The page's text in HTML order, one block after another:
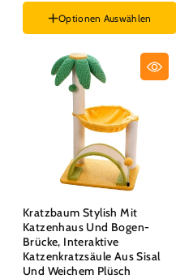
Optionen Auswählen
Kratzbaum Stylish Mit
Katzenhaus Und Bogen-
Brücke, Interaktive
Katzenkratzsäule Aus Sisal
Und Weichem Plüsch